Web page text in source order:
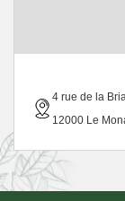
4 rue de la
12000 Le